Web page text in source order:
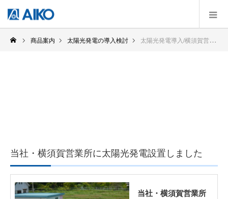
商品案内 太陽光発電の導入検討 太陽光発電導入/横須賀営業所
当社・横須賀営業所に太陽光発電設置しました
当社・横須賀営業所